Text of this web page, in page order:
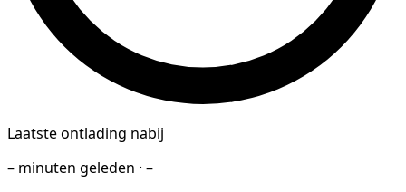
Laatste ontlading nabij
– minuten geleden · –